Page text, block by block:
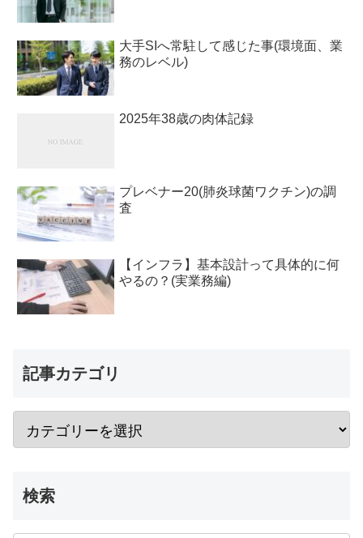
大手SIへ常駐して感じた事(環境面、業
務のレベル)
2025年38歳の肉体記録
プレベナー20(肺炎球菌ワクチン)の調
査
【インフラ】基本設計って具体的に何
やるの？(実業務編)
記事カテゴリ
検索